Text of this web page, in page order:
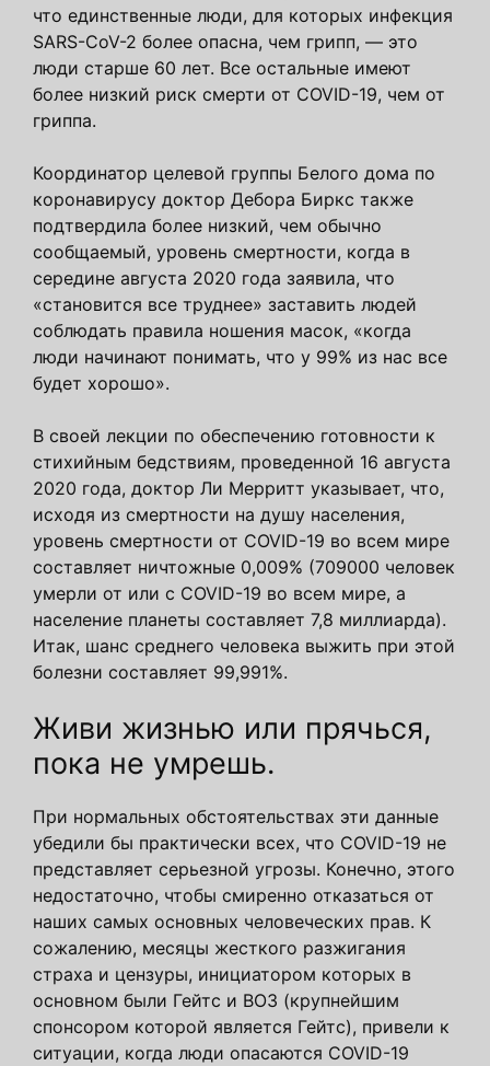
что единственные люди, для которых инфекция
SARS-CoV-2 более опасна, чем грипп, — это
люди старше 60 лет. Все остальные имеют
более низкий риск смерти от COVID-19, чем от
гриппа.
Координатор целевой группы Белого дома по
коронавирусу доктор Дебора Биркс также
подтвердила более низкий, чем обычно
сообщаемый, уровень смертности, когда в
середине августа 2020 года заявила, что
«становится все труднее» заставить людей
соблюдать правила ношения масок, «когда
люди начинают понимать, что у 99% из нас все
будет хорошо».
В своей лекции по обеспечению готовности к
стихийным бедствиям, проведенной 16 августа
2020 года, доктор Ли Мерритт указывает, что,
исходя из смертности на душу населения,
уровень смертности от COVID-19 во всем мире
составляет ничтожные 0,009% (709000 человек
умерли от или с COVID-19 во всем мире, а
население планеты составляет 7,8 миллиарда).
Итак, шанс среднего человека выжить при этой
болезни составляет 99,991%.
Живи жизнью или прячься,
пока не умрешь.
При нормальных обстоятельствах эти данные
убедили бы практически всех, что COVID-19 не
представляет серьезной угрозы. Конечно, этого
недостаточно, чтобы смиренно отказаться от
наших самых основных человеческих прав. К
сожалению, месяцы жесткого разжигания
страха и цензуры, инициатором которых в
основном были Гейтс и ВОЗ (крупнейшим
спонсором которой является Гейтс), привели к
ситуации, когда люди опасаются COVID-19